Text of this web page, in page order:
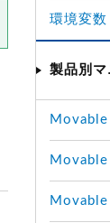
環境変数
製品別
Movable